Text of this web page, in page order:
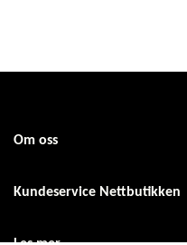
Om oss
Kundeservice Nettbutikken